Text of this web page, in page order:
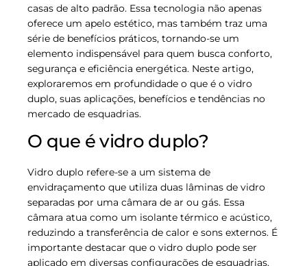
casas de alto padrão. Essa tecnologia não apenas
oferece um apelo estético, mas também traz uma
série de benefícios práticos, tornando-se um
elemento indispensável para quem busca conforto,
segurança e eficiência energética. Neste artigo,
exploraremos em profundidade o que é o vidro
duplo, suas aplicações, benefícios e tendências no
mercado de esquadrias.
O que é vidro duplo?
Vidro duplo refere-se a um sistema de
envidraçamento que utiliza duas lâminas de vidro
separadas por uma câmara de ar ou gás. Essa
câmara atua como um isolante térmico e acústico,
reduzindo a transferência de calor e sons externos. É
importante destacar que o vidro duplo pode ser
aplicado em diversas configurações de esquadrias,